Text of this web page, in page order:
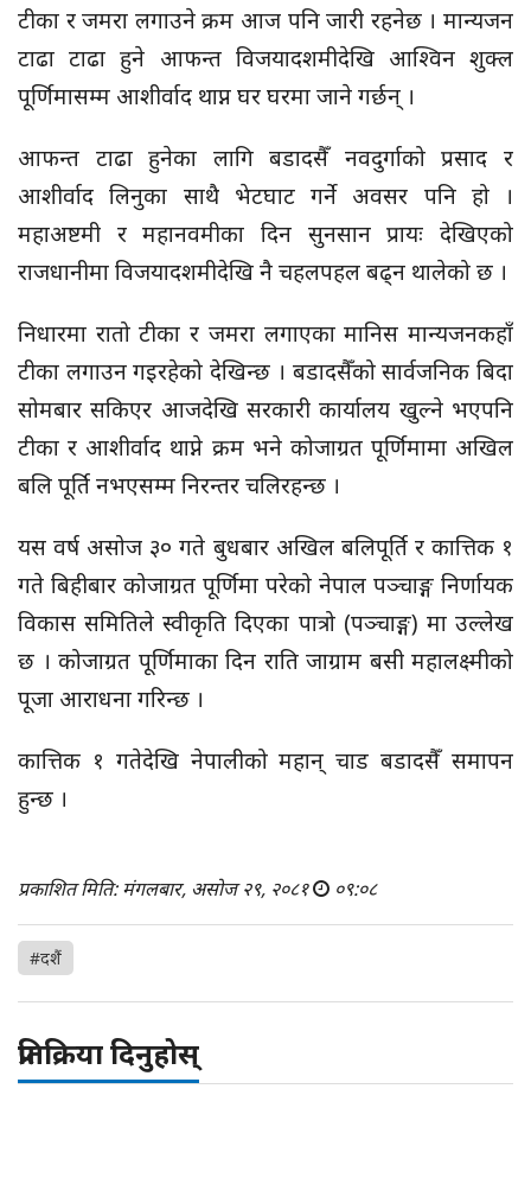
टीका र जमरा लगाउने क्रम आज पनि जारी रहनेछ । मान्यजन
टाढा टाढा हुने आफन्त विजयादशमीदेखि आश्विन शुक्ल
पूर्णिमासम्म आशीर्वाद थाप्न घर घरमा जाने गर्छन् ।
आफन्त टाढा हुनेका लागि बडादसैँ नवदुर्गाको प्रसाद र
आशीर्वाद लिनुका साथै भेटघाट गर्ने अवसर पनि हो ।
महाअष्टमी र महानवमीका दिन सुनसान प्रायः देखिएको
राजधानीमा विजयादशमीदेखि नै चहलपहल बढ्न थालेको छ ।
निधारमा रातो टीका र जमरा लगाएका मानिस मान्यजनकहाँ
टीका लगाउन गइरहेको देखिन्छ । बडादसैँको सार्वजनिक बिदा
सोमबार सकिएर आजदेखि सरकारी कार्यालय खुल्ने भएपनि
टीका र आशीर्वाद थाप्ने क्रम भने कोजाग्रत पूर्णिमामा अखिल
बलि पूर्ति नभएसम्म निरन्तर चलिरहन्छ ।
यस वर्ष असोज ३० गते बुधबार अखिल बलिपूर्तिर कात्तिक १
गते बिहीबार कोजाग्रत पूर्णिमा परेको नेपाल पञ्चाङ्ग निर्णायक
विकास समितिले स्वीकृति दिएका पात्रो (पञ्चाङ्ग) मा उल्लेख
छ । कोजाग्रत पूर्णिमाका दिन राति जाग्राम बसी महालक्ष्मीको
पूजा आराधना गरिन्छ ।
कात्तिक १ गतेदेखि नेपालीको महान् चाडबडादसैँसमापन
हुन्छ ।
प्रकाशित मिति: मंगलबार, असोज २९, २०८१ ०९:०८
#दशैं
प्रतिक्रिया दिनुहोस्